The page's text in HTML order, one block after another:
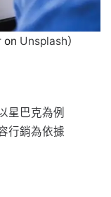
on Unsplash）
星巴克為例
行銷為依據